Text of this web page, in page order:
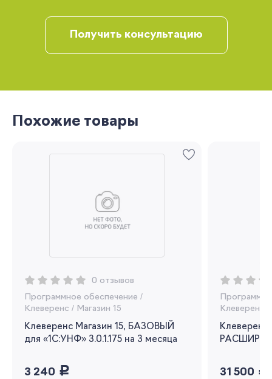
Получить консультацию
Похожие товары
0 отзывов
Программное обеспечение /
Клеверенс / Магазин 15
Клеверенс Магазин 15, БАЗОВЫЙ
для «1С:УНФ» 3.0.1.175 на 3 месяца
3 240 руб.
Клеверенс
31 500 руб.
Я согласен на обработку моих
Регистрация
Вы сможете отслеживать статус своих
заказов и получать индивидуальные
рекомендации